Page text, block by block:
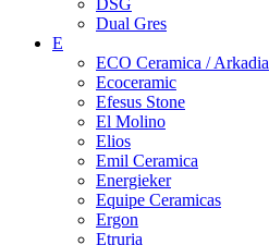
DSG
Dual Gres
E
ECO Ceramica / Arkadia
Ecoceramic
Efesus Stone
El Molino
Elios
Emil Ceramica
Energieker
Equipe Ceramicas
Ergon
Etruria